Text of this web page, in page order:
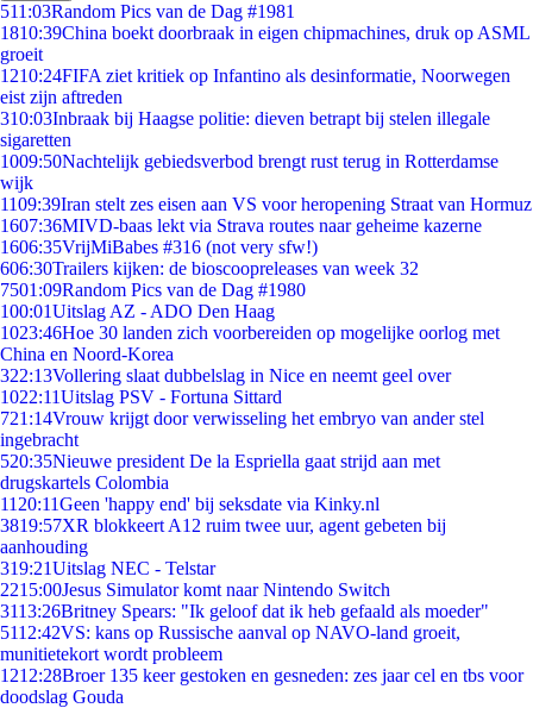
511:03Random Pics van de Dag #1981
1810:39China boekt doorbraak in eigen chipmachines, druk op ASML
groeit
1210:24FIFA ziet kritiek op Infantino als desinformatie, Noorwegen
eist zijn aftreden
310:03Inbraak bij Haagse politie: dieven betrapt bij stelen illegale
sigaretten
1009:50Nachtelijk gebiedsverbod brengt rust terug in Rotterdamse
wijk
1109:39Iran stelt zes eisen aan VS voor heropening Straat van Hormuz
1607:36MIVD-baas lekt via Strava routes naar geheime kazerne
1606:35VrijMiBabes #316 (not very sfw!)
606:30Trailers kijken: de bioscoopreleases van week 32
7501:09Random Pics van de Dag #1980
100:01Uitslag AZ - ADO Den Haag
1023:46Hoe 30 landen zich voorbereiden op mogelijke oorlog met
China en Noord-Korea
322:13Vollering slaat dubbelslag in Nice en neemt geel over
1022:11Uitslag PSV - Fortuna Sittard
721:14Vrouw krijgt door verwisseling het embryo van ander stel
ingebracht
520:35Nieuwe president De la Espriella gaat strijd aan met
drugskartels Colombia
11 20:11Geen 'happy end' bij seksdate via Kinky.nl
3819:57XR blokkeert A12 ruim twee uur, agent gebeten bij
aanhouding
319:21Uitslag NEC - Telstar
2215:00Jesus Simulator komt naar Nintendo Switch
3113:26Britney Spears: "Ik geloof dat ik heb gefaald als moeder"
5112:42VS: kans op Russische aanval op NAVO-land groeit,
munitietekort wordt probleem
1212:28Broer 135 keer gestoken en gesneden: zes jaar cel en tbs voor
doodslag Gouda